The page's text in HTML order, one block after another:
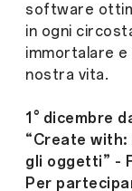
software
in ogni
immortalare
nostra vita.
1° dicembre
“Create
gli oggetti” -
Per